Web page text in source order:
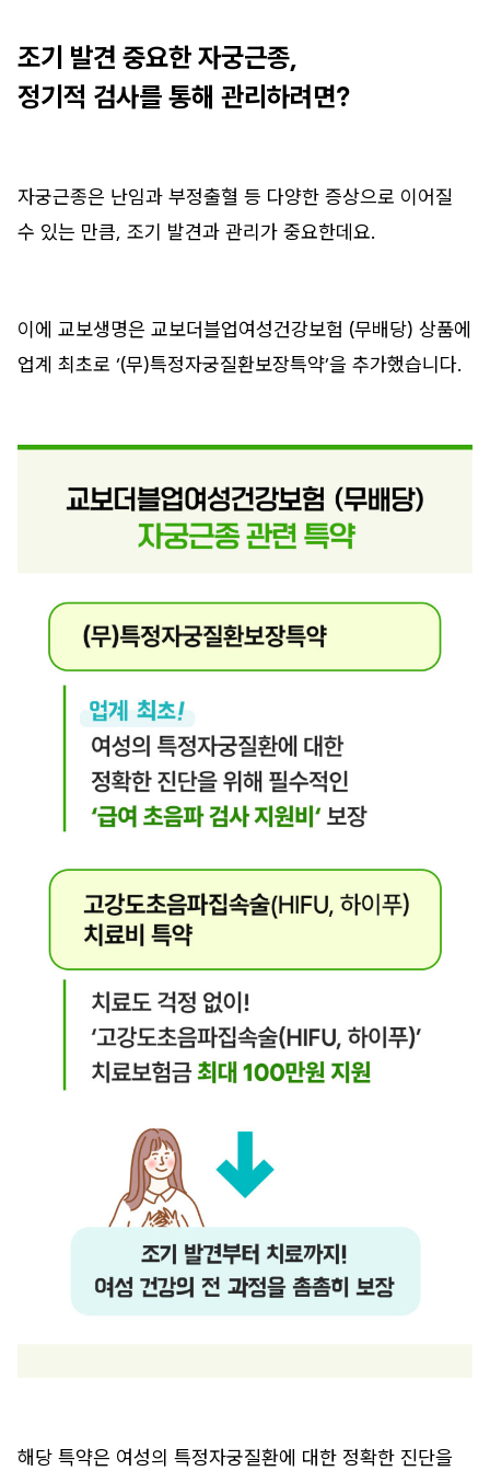
조기 발견 중요한 자궁근종,
정기적 검사를 통해 관리하려면?
자궁근종은 난임과 부정출혈 등 다양한 증상으로 이어질
수 있는 만큼, 조기 발견과 관리가 중요한데요.
이에 교보생명은 교보더블업여성건강보험 (무배당) 상품에
업계 최초로 ‘(무)특정자궁질환보장특약’을 추가했습니다.
해당 특약은 여성의 특정자궁질환에 대한 정확한 진단을